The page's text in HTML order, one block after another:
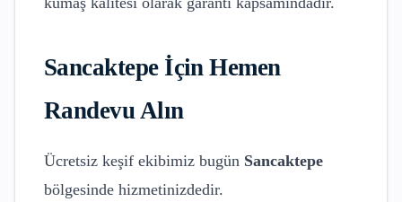
Sancaktepeİçin Hemen
Randevu Alın
Ücretsiz keşif ekibimiz bugün Sancaktepe
bölgesinde hizmetinizdedir.